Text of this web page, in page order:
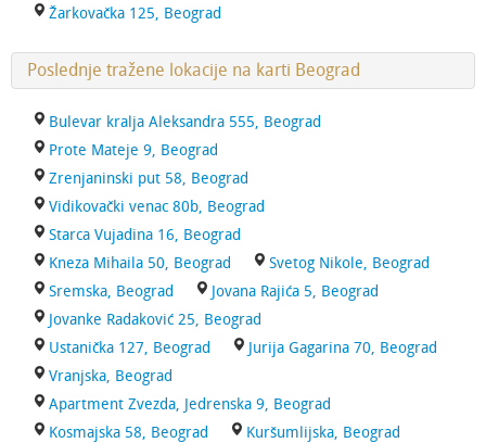
Žarkovačka 125, Beograd
Poslednje tražene lokacije na karti Beograd
Bulevar kralja Aleksandra 555, Beograd
Prote Mateje 9, Beograd
Zrenjaninski put 58, Beograd
Vidikovački venac 80b, Beograd
Starca Vujadina 16, Beograd
Kneza Mihaila 50, Beograd
Svetog Nikole, Beograd
Sremska, Beograd
Jovana Rajića 5, Beograd
Jovanke Radaković 25, Beograd
Ustanička 127, Beograd
Jurija Gagarina 70, Beograd
Vranjska, Beograd
Apartment Zvezda, Jedrenska 9, Beograd
Kosmajska 58, Beograd
Kuršumlijska, Beograd